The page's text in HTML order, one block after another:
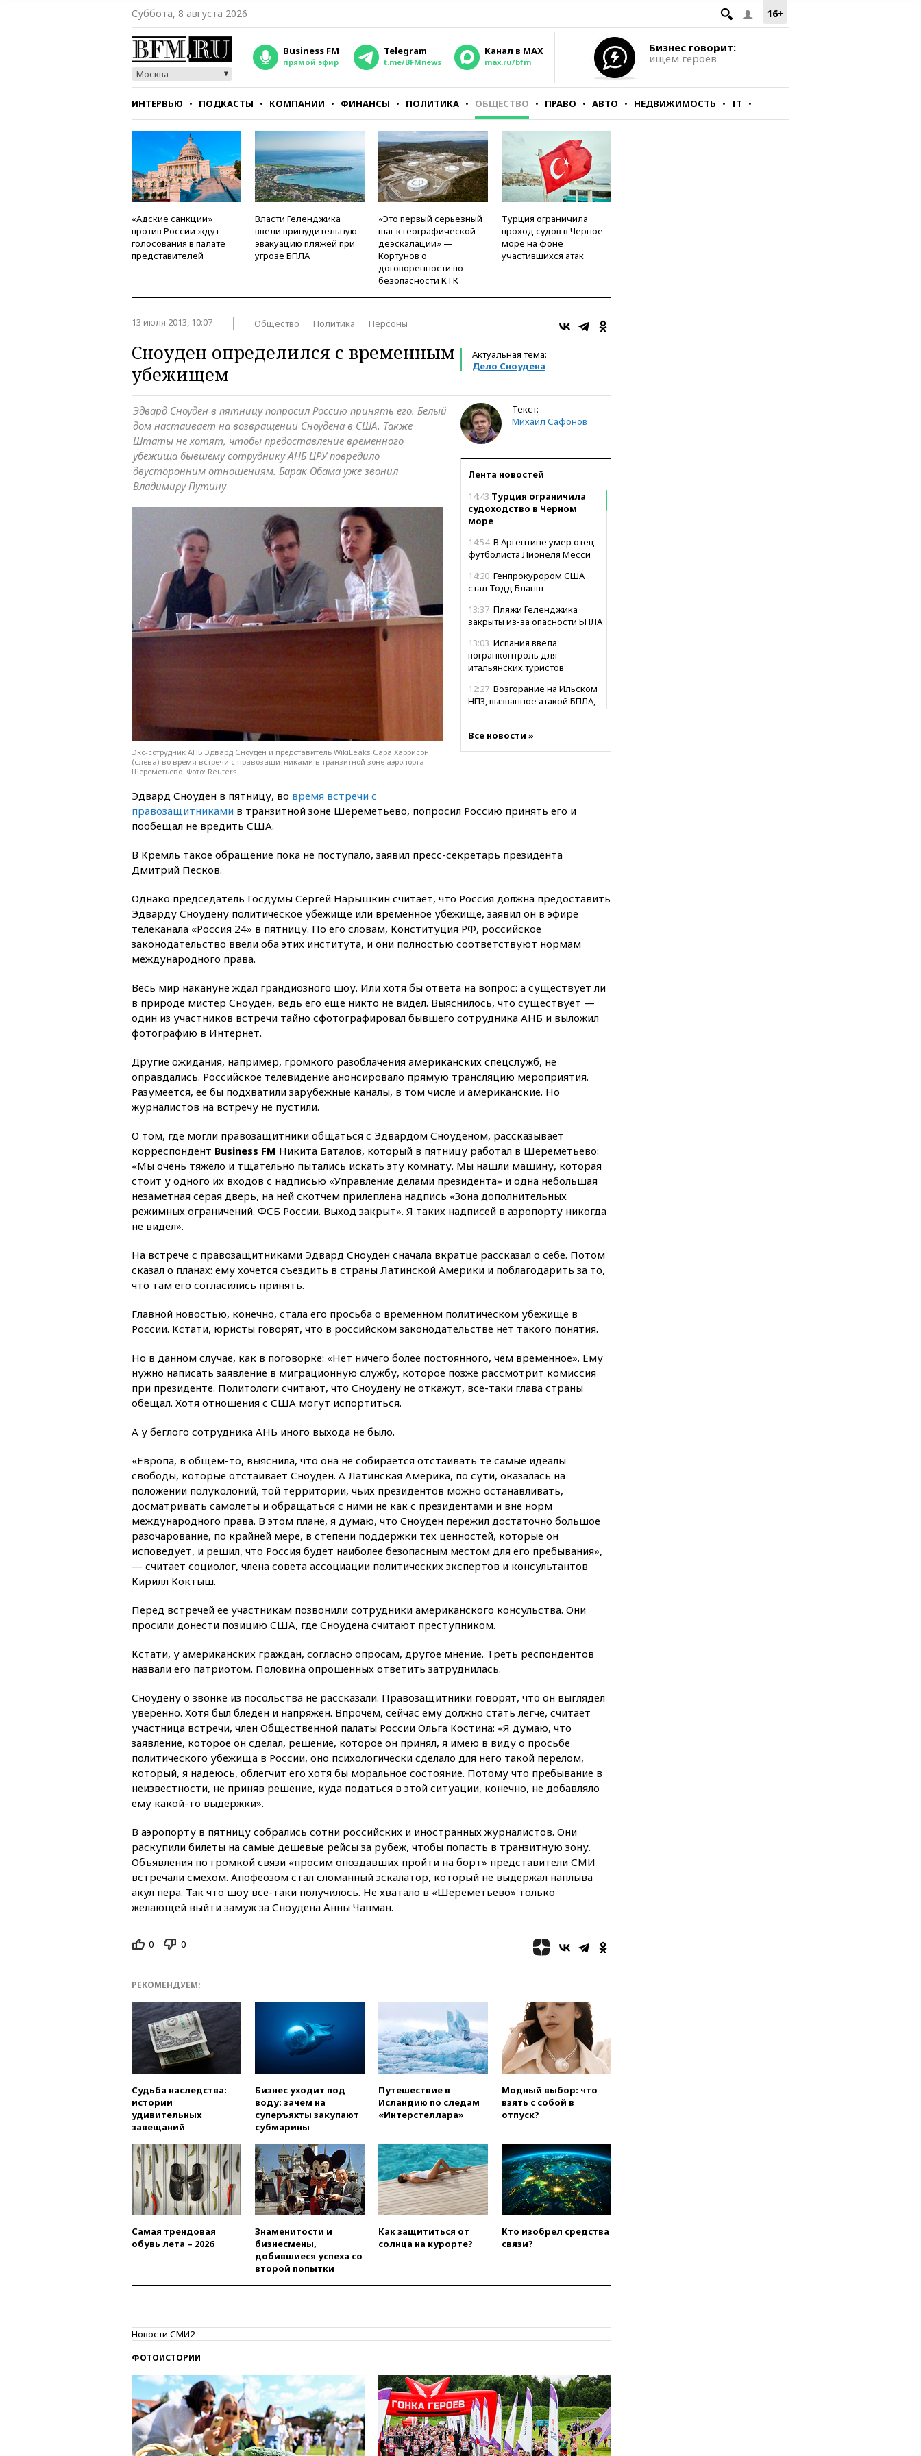
16+
Суббота, 8 августа 2026
Москва
Business FM
прямой эфир
Telegram
t.me/BFMnews
Канал в MAX
max.ru/bfm
Бизнес говорит:
ищем героев
ИНТЕРВЬЮ ПОДКАСТЫ КОМПАНИИ ФИНАНСЫ ПОЛИТИКА ОБЩЕСТВО ПРАВО АВТО НЕДВИЖИМОСТЬ IT
СТИЛЬ ТЕСТЫ
«Адские санкции»
против России ждут
голосования в палате
представителей
Власти Геленджика
ввели принудительную
эвакуацию пляжей при
угрозе БПЛА
«Это первый серьезный
шаг к географической
деэскалации» —
Кортунов о
договоренности по
безопасности КТК
Турция ограничила
проход судов в Черное
море на фоне
участившихся атак
13 июля 2013, 10:07 Общество Политика Персоны
Актуальная тема:
Дело Сноудена
Сноуден определился с временным
убежищем
Текст:
Михаил Сафонов
Лента новостей
14:43 Турция ограничила
судоходство в Черном
море
14:54 В Аргентине умер отец
футболиста Лионеля Месси
14:20 Генпрокурором США
стал Тодд Бланш
13:37 Пляжи Геленджика
закрыты из-за опасности БПЛА
13:03 Испания ввела
погранконтроль для
итальянских туристов
12:27 Возгорание на Ильском
НПЗ, вызванное атакой БПЛА,
11:47 Суд оставил под
09:55Силы ПВО перехватили
09:25 Ильский НПЗ на Кубани
загорелся после падения
обломков дрона
08:57 Собянин сообщил о
Силы ПВО сбили почти
400 БПЛА над российскими
регионами
белорусов покупать избы в
селах
07:30Нигерия стала
крупнейшим поставщиком
06:30 США и Колумбия
обсуждают координацию
усилий против наркотрафика
05:30ВМС Испании усилили
присутствие в Сеуте на фоне
миграционного кризиса
России
02:30Трамп попросил
войну»
01:35Мигрант погиб при
Сеуту на параплане
00:30FT: ЕС не готов принять в
блок Украину из-за уровня
ЕС
вчера, 22:59На башню
ресторана «Армения» в
Москве вернут утраченную
скульптуру балерины
вчера, 22:45Литовец
протаранил погранпункт при
попытке попасть в Россию
соглашение о прекращении
огня США и Ирана
получили ножевые ранения
при нападении в Чехии
выделить средства на новые
РЛС для Белгородской
области
вчера, 21:56The Atlantic: Маск
отказал Украине в
использовании Starlink для
атак вглубь РФ
уголовное дело
вчера, 21:26Лидеры сборной
РФ по гимнастике получили
официальный отказ в визах от
Хорватии
На границе
вчера, 20:53
Швыдкой:
«Интервидение» точно
пройдет в 2026 году
вчера, 20:45ПВО за день
сбила еще 75 украинских
беспилотников над Россией
вчера, 20:35Велосипедист
погиб при атаке FPV-дрона в
Белгородской области
заочно арестовали по делу о
финансировании
экстремизма
вчера, 20:20 Суд США
постановил остановить
Белом доме
против журналистки Катерины
Гордеевой о фейках о ВС
вчера, 19:45ISU предоставил
нейтральный статус
фигуристкам Валиевой и
Трусовой
вчера, 19:35 Зеленский
впервые совершил
Все новости »
Эдвард Сноуден в пятницу попросил Россию принять его. Белый
дом настаивает на возвращении Сноудена в США. Также
Штаты не хотят, чтобы предоставление временного
убежища бывшему сотруднику АНБ ЦРУ повредило
двусторонним отношениям. Барак Обама уже звонил
Владимиру Путину
Экс-сотрудник АНБ Эдвард Сноуден и представитель WikiLeaks Сара Харрисон
(слева) во время встречи с правозащитниками в транзитной зоне аэропорта
Шереметьево. Фото: Reuters
Эдвард Сноуден в пятницу, во время встречи с
правозащитниками в транзитной зоне Шереметьево, попросил Россию принять его и
пообещал не вредить США.
В Кремль такое обращение пока не поступало, заявил пресс-секретарь президента
Дмитрий Песков.
Однако председатель Госдумы Сергей Нарышкин считает, что Россия должна предоставить
Эдварду Сноудену политическое убежище или временное убежище, заявил он в эфире
телеканала «Россия 24» в пятницу. По его словам, Конституция РФ, российское
законодательство ввели оба этих института, и они полностью соответствуют нормам
международного права.
Весь мир накануне ждал грандиозного шоу. Или хотя бы ответа на вопрос: а существует ли
в природе мистер Сноуден, ведь его еще никто не видел. Выяснилось, что существует —
один из участников встречи тайно сфотографировал бывшего сотрудника АНБ и выложил
фотографию в Интернет.
Другие ожидания, например, громкого разоблачения американских спецслужб, не
оправдались. Российское телевидение анонсировало прямую трансляцию мероприятия.
Разумеется, ее бы подхватили зарубежные каналы, в том числе и американские. Но
журналистов на встречу не пустили.
О том, где могли правозащитники общаться с Эдвардом Сноуденом, рассказывает
корреспондент Business FM Никита Баталов, который в пятницу работал в Шереметьево:
«Мы очень тяжело и тщательно пытались искать эту комнату. Мы нашли машину, которая
стоит у одного их входов с надписью «Управление делами президента» и одна небольшая
незаметная серая дверь, на ней скотчем прилеплена надпись «Зона дополнительных
режимных ограничений. ФСБ России. Выход закрыт». Я таких надписей в аэропорту никогда
не видел».
На встрече с правозащитниками Эдвард Сноуден сначала вкратце рассказал о себе. Потом
сказал о планах: ему хочется съездить в страны Латинской Америки и поблагодарить за то,
что там его согласились принять.
Главной новостью, конечно, стала его просьба о временном политическом убежище в
России. Кстати, юристы говорят, что в российском законодательстве нет такого понятия.
Но в данном случае, как в поговорке: «Нет ничего более постоянного, чем временное». Ему
нужно написать заявление в миграционную службу, которое позже рассмотрит комиссия
при президенте. Политологи считают, что Сноудену не откажут, все-таки глава страны
обещал. Хотя отношения с США могут испортиться.
А у беглого сотрудника АНБ иного выхода не было.
«Европа, в общем-то, выяснила, что она не собирается отстаивать те самые идеалы
свободы, которые отстаивает Сноуден. А Латинская Америка, по сути, оказалась на
положении полуколоний, той территории, чьих президентов можно останавливать,
досматривать самолеты и обращаться с ними не как с президентами и вне норм
международного права. В этом плане, я думаю, что Сноуден пережил достаточно большое
разочарование, по крайней мере, в степени поддержки тех ценностей, которые он
исповедует, и решил, что Россия будет наиболее безопасным местом для его пребывания»,
— считает социолог, члена совета ассоциации политических экспертов и консультантов
Кирилл Коктыш.
Перед встречей ее участникам позвонили сотрудники американского консульства. Они
просили донести позицию США, где Сноудена считают преступником.
Кстати, у американских граждан, согласно опросам, другое мнение. Треть респондентов
назвали его патриотом. Половина опрошенных ответить затруднилась.
Сноудену о звонке из посольства не рассказали. Правозащитники говорят, что он выглядел
уверенно. Хотя был бледен и напряжен. Впрочем, сейчас ему должно стать легче, считает
участница встречи, член Общественной палаты России Ольга Костина: «Я думаю, что
заявление, которое он сделал, решение, которое он принял, я имею в виду о просьбе
политического убежища в России, оно психологически сделало для него такой перелом,
который, я надеюсь, облегчит его хотя бы моральное состояние. Потому что пребывание в
неизвестности, не приняв решение, куда податься в этой ситуации, конечно, не добавляло
ему какой-то выдержки».
В аэропорту в пятницу собрались сотни российских и иностранных журналистов. Они
раскупили билеты на самые дешевые рейсы за рубеж, чтобы попасть в транзитную зону.
Объявления по громкой связи «просим опоздавших пройти на борт» представители СМИ
встречали смехом. Апофеозом стал сломанный эскалатор, который не выдержал наплыва
акул пера. Так что шоу все-таки получилось. Не хватало в «Шереметьево» только
желающей выйти замуж за Сноудена Анны Чапман.
0 0
РЕКОМЕНДУЕМ:
Судьба наследства:
истории
удивительных
завещаний
Бизнес уходит под
воду: зачем на
суперъяхты закупают
субмарины
Путешествие в
Исландию по следам
«Интерстеллара»
Модный выбор: что
взять с собой в
отпуск?
Самая трендовая
обувь лета – 2026
Знаменитости и
бизнесмены,
добившиеся успеха со
второй попытки
Как защититься от
солнца на курорте?
Кто изобрел средства
связи?
Новости СМИ2
ФОТОИСТОРИИ